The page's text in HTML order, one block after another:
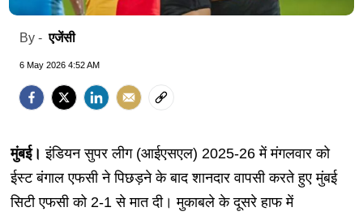
By -एजेंसी
6 May 2026 4:52 AM
मुंबई।इंडियन सुपर लीग (आईएसएल) 2025-26 में मंगलवार को
ईस्ट बंगाल एफसी ने पिछड़ने के बाद शानदार वापसी करते हुए मुंबई
सिटी एफसी को 2-1 से मात दी। मुकाबले के दूसरे हाफ में